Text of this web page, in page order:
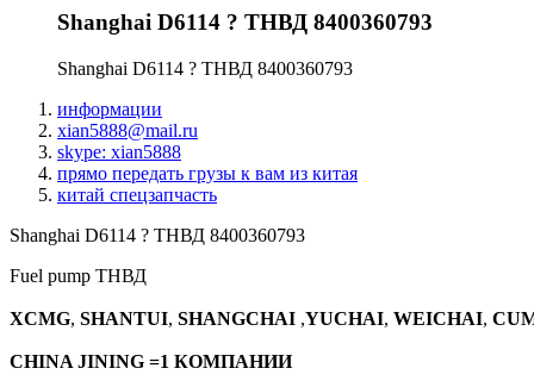
Shanghai D6114 ? ТНВД 8400360793
Shanghai D6114 ? ТНВД 8400360793
информации
xian5888@mail.ru
skype: xian5888
прямо передать грузы к вам из китая
китай спецзапчасть
Shanghai D6114 ? ТНВД 8400360793
Fuel pump ТНВД
XCMG, SHANTUI, SHANGCHAI ,YUCHAI, WEICHAI,
CHINA JINING =1 КОМПАНИИ